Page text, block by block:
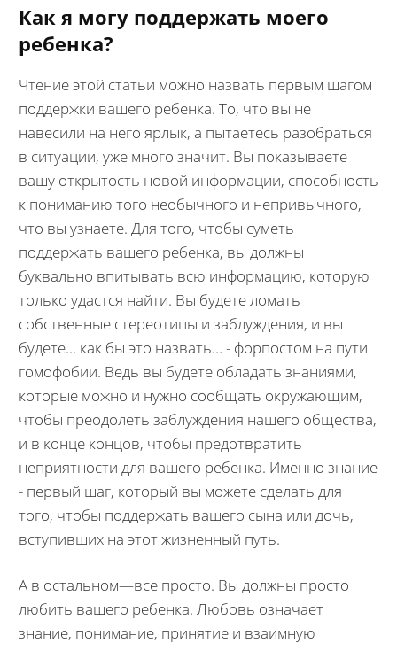
Как я могу поддержать моего
ребенка?
Чтение этой статьи можно назвать первым шагом
поддержки вашего ребенка. То, что вы не
навесили на него ярлык, а пытаетесь разобраться
в ситуации, уже много значит. Вы показываете
вашу открытость новой информации, способность
к пониманию того необычного и непривычного,
что вы узнаете. Для того, чтобы суметь
поддержать вашего ребенка, вы должны
буквально впитывать всю информацию, которую
только удастся найти. Вы будете ломать
собственные стереотипы и заблуждения, и вы
будете... как бы это назвать… - форпостом на пути
гомофобии. Ведь вы будете обладать знаниями,
которые можно и нужно сообщать окружающим,
чтобы преодолеть заблуждения нашего общества,
и в конце концов, чтобы предотвратить
неприятности для вашего ребенка. Именно знание
- первый шаг, который вы можете сделать для
того, чтобы поддержать вашего сына или дочь,
вступивших на этот жизненный путь.
А в остальном—все просто. Вы должны просто
любить вашего ребенка. Любовь означает
знание, понимание, принятие и взаимную